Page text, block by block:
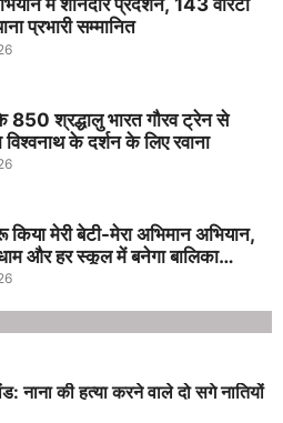
में शानदार प्रदर्शन, 143 वारंटों
प्रभारी सम्मानित
850 श्रद्धालु भारत गौरव ट्रेन से
विश्वनाथ के दर्शन के लिए रवाना
मेरी बेटी-मेरा अभिमान अभियान,
और हर स्कूल में बनेगा बालिका
नाना की हत्या करने वाले दो सगे नातियों